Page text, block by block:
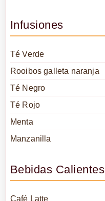
Infusiones
Té Verde
Rooibos galleta naranja
Té Negro
Té Rojo
Menta
Manzanilla
Bebidas Calientes
Café Latte